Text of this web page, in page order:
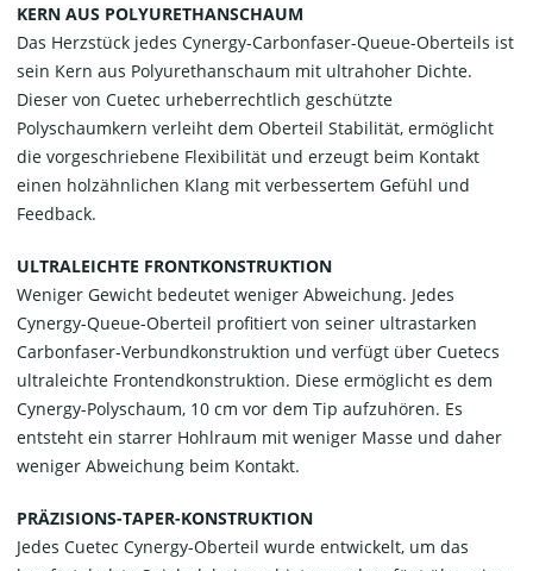
KERN AUS POLYURETHANSCHAUM
Das Herzstück jedes Cynergy-Carbonfaser-Queue-Oberteils ist
sein Kern aus Polyurethanschaum mit ultrahoher Dichte.
Dieser von Cuetec urheberrechtlich geschützte
Polyschaumkern verleiht dem Oberteil Stabilität, ermöglicht
die vorgeschriebene Flexibilität und erzeugt beim Kontakt
einen holzähnlichen Klang mit verbessertem Gefühl und
Feedback.
ULTRALEICHTE FRONTKONSTRUKTION
Weniger Gewicht bedeutet weniger Abweichung. Jedes
Cynergy-Queue-Oberteil profitiert von seiner ultrastarken
Carbonfaser-Verbundkonstruktion und verfügt über Cuetecs
ultraleichte Frontendkonstruktion. Diese ermöglicht es dem
Cynergy-Polyschaum, 10 cm vor dem Tip aufzuhören. Es
entsteht ein starrer Hohlraum mit weniger Masse und daher
weniger Abweichung beim Kontakt.
PRÄZISIONS-TAPER-KONSTRUKTION
Jedes Cuetec Cynergy-Oberteil wurde entwickelt, um das